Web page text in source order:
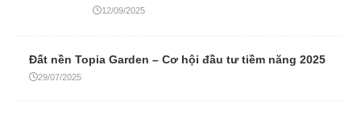
12/09/2025
Đất nền Topia Garden – Cơ hội đầu tư tiềm năng 2025
29/07/2025